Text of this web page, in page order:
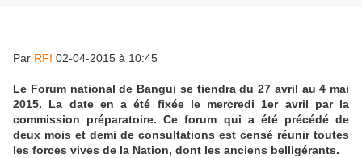
Par RFI 02-04-2015 à 10:45
Le Forum national de Bangui se tiendra du 27 avril au 4 mai
2015. La date en a été fixée le mercredi 1er avril par la
commission préparatoire. Ce forum qui a été précédé de
deux mois et demi de consultations est censé réunir toutes
les forces vives de la Nation, dont les anciens belligérants.